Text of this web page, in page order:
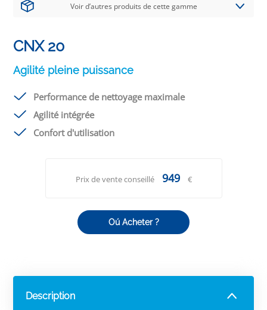
Voir d’autres produits de cette gamme
CNX 20
Agilité pleine puissance
Performance de nettoyage maximale
Agilité intégrée
Confort d'utilisation
Prix de vente conseillé 949 €
Oú Acheter ?
Description